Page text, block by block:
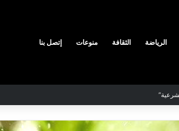
الرياضة الثقافة منوعات إتصل بنا